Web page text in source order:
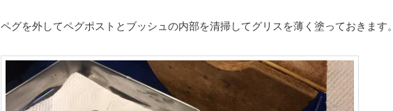
ペグを外してペグポストとブッシュの内部を清掃してグリスを薄く塗っておきます。